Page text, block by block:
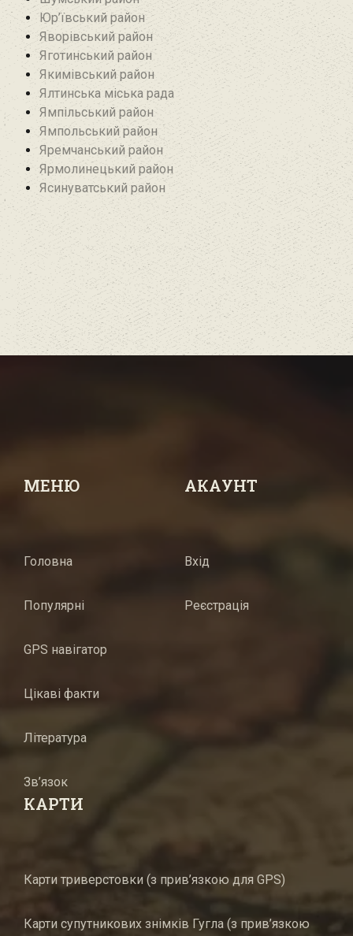
Юр’ївський район
Яворівський район
Яготинський район
Якимівський район
Ялтинська міська рада
Ямпільський район
Ямпольський район
Яремчанський район
Ярмолинецький район
Ясинуватський район
МЕНЮ
Головна
Популярні
GPS навігатор
Цікаві факти
Література
Зв’язок
АКАУНТ
Вхід
Реєстрація
КАРТИ
Карти триверстовки (з прив’язкою для GPS)
Карти супутникових знімків Гугла (з прив’язкою